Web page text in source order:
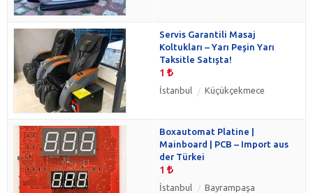
Servis Garantili Masaj
Koltukları – Yarı Peşin Yarı
Taksitle Satışta!
1
İstanbul Küçükçekmece
Boxautomat Platine |
Mainboard | PCB – Import aus
der Türkei
1
İstanbul Bayrampaşa